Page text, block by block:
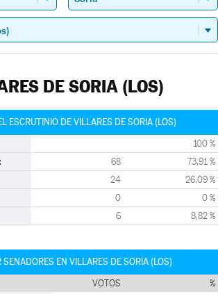
DE SORIA (LOS)
ESCRUTINIO DE VILLARES DE SORIA (LOS)
100 %
68 73,91 %
24 26,09 %
0 0 %
6 8,82 %
SENADORES EN VILLARES DE SORIA (LOS)
VOTOS %